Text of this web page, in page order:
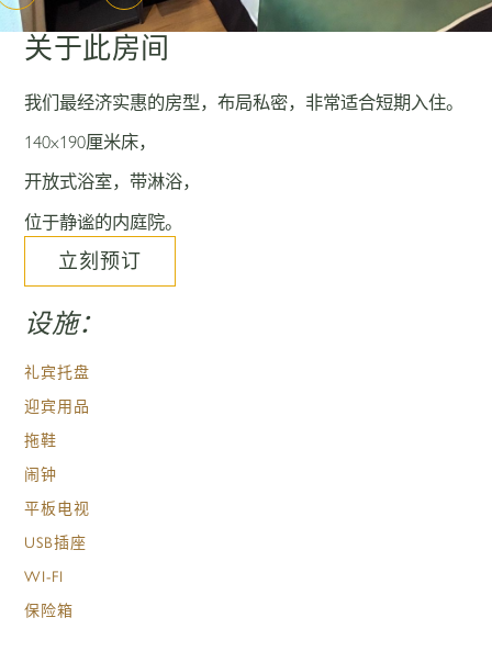
关于此房间
立刻预订
我们最经济实惠的房型，布局私密，非常适合短期入住。
140x190厘米床，
开放式浴室，带淋浴，
位于静谧的内庭院。
设施：
礼宾托盘
迎宾用品
拖鞋
闹钟
平板电视
USB插座
WI-FI
保险箱